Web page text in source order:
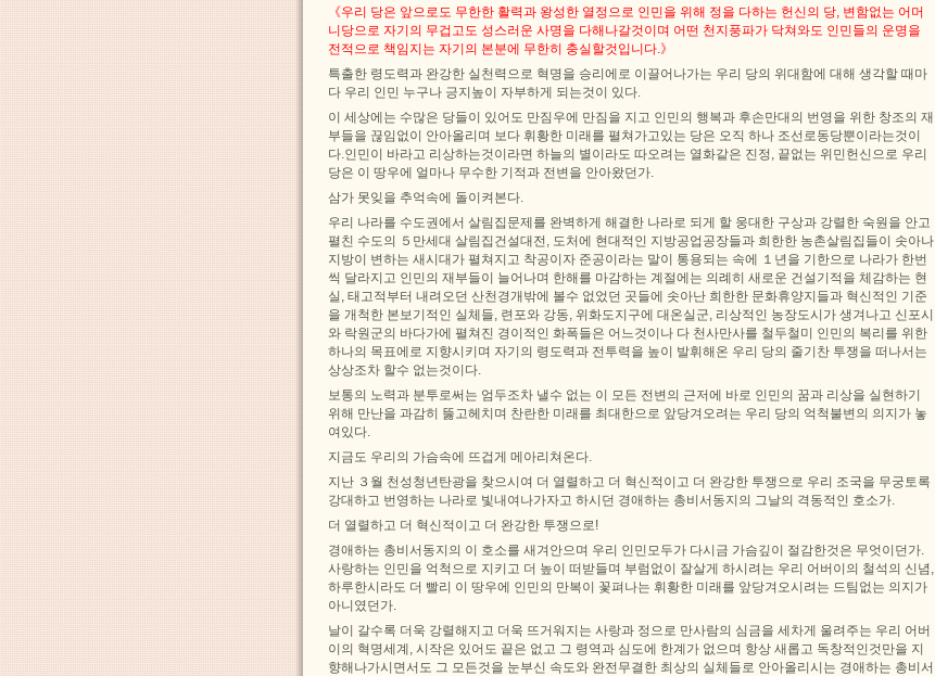
《우리 당은 앞으로도 무한한 활력과 왕성한 열정으로 인민을 위해 정을 다하는 헌신의 당, 변함없는 어머
니당으로 자기의 무겁고도 성스러운 사명을 다해나갈것이며 어떤 천지풍파가 닥쳐와도 인민들의 운명을
전적으로 책임지는 자기의 본분에 무한히 충실할것입니다.》
특출한 령도력과 완강한 실천력으로 혁명을 승리에로 이끌어나가는 우리 당의 위대함에 대해 생각할 때마
다 우리 인민 누구나 긍지높이 자부하게 되는것이 있다.
이 세상에는 수많은 당들이 있어도 만짐우에 만짐을 지고 인민의 행복과 후손만대의 번영을 위한 창조의 재
부들을 끊임없이 안아올리며 보다 휘황한 미래를 펼쳐가고있는 당은 오직 하나 조선로동당뿐이라는것이
다.인민이 바라고 리상하는것이라면 하늘의 별이라도 따오려는 열화같은 진정, 끝없는 위민헌신으로 우리
당은 이 땅우에 얼마나 무수한 기적과 전변을 안아왔던가.
삼가 못잊을 추억속에 돌이켜본다.
우리 나라를 수도권에서 살림집문제를 완벽하게 해결한 나라로 되게 할 웅대한 구상과 강렬한 숙원을 안고
펼친 수도의 ５만세대 살림집건설대전, 도처에 현대적인 지방공업공장들과 희한한 농촌살림집들이 솟아나
지방이 변하는 새시대가 펼쳐지고 착공이자 준공이라는 말이 통용되는 속에 １년을 기한으로 나라가 한번
씩 달라지고 인민의 재부들이 늘어나며 한해를 마감하는 계절에는 의례히 새로운 건설기적을 체감하는 현
실, 태고적부터 내려오던 산천경개밖에 볼수 없었던 곳들에 솟아난 희한한 문화휴양지들과 혁신적인 기준
을 개척한 본보기적인 실체들, 련포와 강동, 위화도지구에 대온실군, 리상적인 농장도시가 생겨나고 신포시
와 락원군의 바다가에 펼쳐진 경이적인 화폭들은 어느것이나 다 천사만사를 철두철미 인민의 복리를 위한
하나의 목표에로 지향시키며 자기의 령도력과 전투력을 높이 발휘해온 우리 당의 줄기찬 투쟁을 떠나서는
상상조차 할수 없는것이다.
보통의 노력과 분투로써는 엄두조차 낼수 없는 이 모든 전변의 근저에 바로 인민의 꿈과 리상을 실현하기
위해 만난을 과감히 뚫고헤치며 찬란한 미래를 최대한으로 앞당겨오려는 우리 당의 억척불변의 의지가 놓
여있다.
지금도 우리의 가슴속에 뜨겁게 메아리쳐온다.
지난 ３월 천성청년탄광을 찾으시여 더 열렬하고 더 혁신적이고 더 완강한 투쟁으로 우리 조국을 무궁토록
강대하고 번영하는 나라로 빛내여나가자고 하시던 경애하는 총비서동지의 그날의 격동적인 호소가.
더 열렬하고 더 혁신적이고 더 완강한 투쟁으로!
경애하는 총비서동지의 이 호소를 새겨안으며 우리 인민모두가 다시금 가슴깊이 절감한것은 무엇이던가.
사랑하는 인민을 억척으로 지키고 더 높이 떠받들며 부럼없이 잘살게 하시려는 우리 어버이의 철석의 신념,
하루한시라도 더 빨리 이 땅우에 인민의 만복이 꽃펴나는 휘황한 미래를 앞당겨오시려는 드팀없는 의지가
아니였던가.
날이 갈수록 더욱 강렬해지고 더욱 뜨거워지는 사랑과 정으로 만사람의 심금을 세차게 울려주는 우리 어버
이의 혁명세계, 시작은 있어도 끝은 없고 그 령역과 심도에 한계가 없으며 항상 새롭고 독창적인것만을 지
향해나가시면서도 그 모든것을 눈부신 속도와 완전무결한 최상의 실체들로 안아올리시는 경애하는 총비서